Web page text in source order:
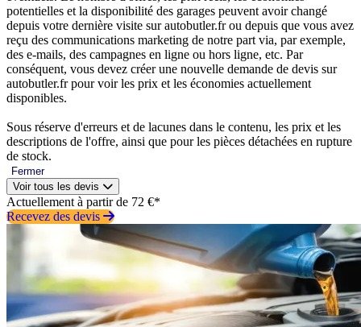
potentielles et la disponibilité des garages peuvent avoir changé
depuis votre dernière visite sur autobutler.fr ou depuis que vous avez
reçu des communications marketing de notre part via, par exemple,
des e-mails, des campagnes en ligne ou hors ligne, etc. Par
conséquent, vous devez créer une nouvelle demande de devis sur
autobutler.fr pour voir les prix et les économies actuellement
disponibles.
Sous réserve d'erreurs et de lacunes dans le contenu, les prix et les
descriptions de l'offre, ainsi que pour les pièces détachées en rupture
de stock.
Fermer
Voir tous les devis
Actuellement à partir de 72 €*
Recevez des devis